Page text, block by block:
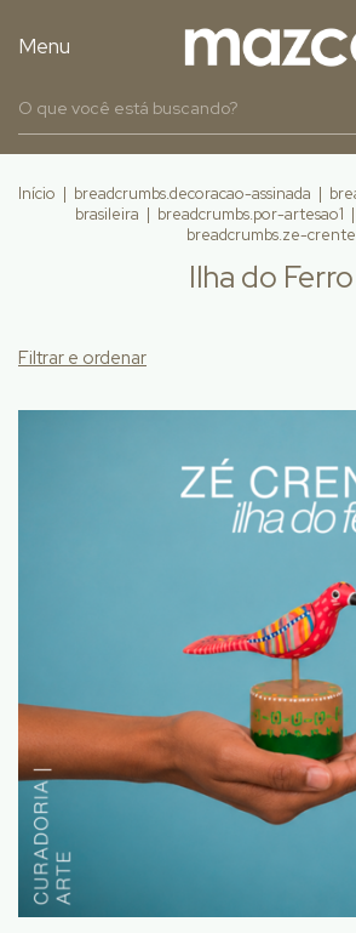
Menu
Início | breadcrumbs.decoracao-assinada |
brasileira | breadcrumbs.por-artesao1 |
breadcrumbs.ze-crente
Ilha do Ferro
Filtrar e ordenar